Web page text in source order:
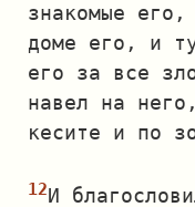
знакомые
доме его, и
его за все
навел на
кесите и по
И